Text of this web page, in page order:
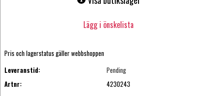
Lägg i önskelista
Pris och lagerstatus gäller webbshoppen
Leveranstid:
Pending
Artnr:
4230243